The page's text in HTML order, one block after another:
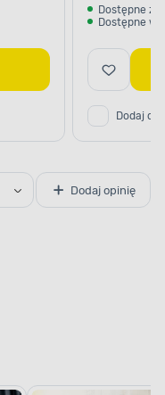
Dostępne z
Dostępne w
Dodaj do
Dodaj opinię